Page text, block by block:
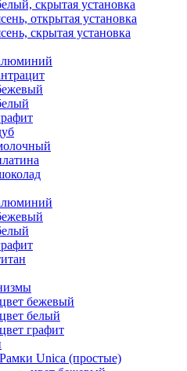
скрытая установка
открытая установка
скрытая установка
цвет бежевый
цвет белый
цвет графит
Рамки Unica (простые)